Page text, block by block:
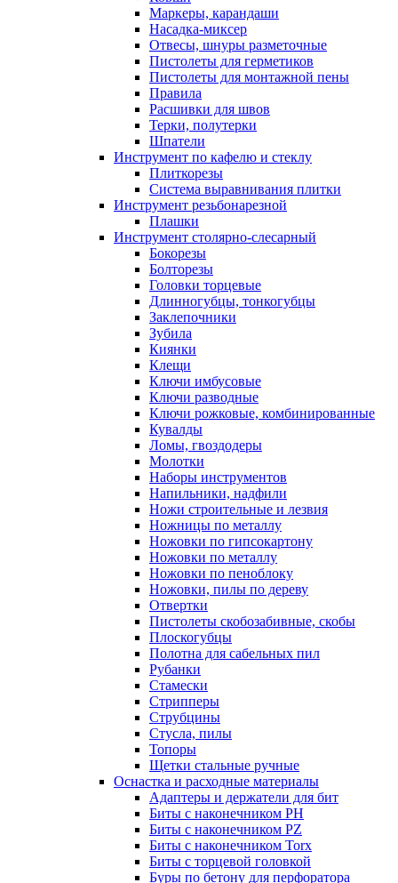
Маркеры, карандаши
Насадка-миксер
Отвесы, шнуры разметочные
Пистолеты для герметиков
Пистолеты для монтажной пены
Правила
Расшивки для швов
Терки, полутерки
Шпатели
Инструмент по кафелю и стеклу
Плиткорезы
Система выравнивания плитки
Инструмент резьбонарезной
Плашки
Инструмент столярно-слесарный
Бокорезы
Болторезы
Головки торцевые
Длинногубцы, тонкогубцы
Заклепочники
Зубила
Киянки
Клещи
Ключи имбусовые
Ключи разводные
Ключи рожковые, комбинированные
Кувалды
Ломы, гвоздодеры
Молотки
Наборы инструментов
Напильники, надфили
Ножи строительные и лезвия
Ножницы по металлу
Ножовки по гипсокартону
Ножовки по металлу
Ножовки по пеноблоку
Ножовки, пилы по дереву
Отвертки
Пистолеты скобозабивные, скобы
Плоскогубцы
Полотна для сабельных пил
Рубанки
Стамески
Стрипперы
Струбцины
Стусла, пилы
Топоры
Щетки стальные ручные
Оснастка и расходные материалы
Адаптеры и держатели для бит
Биты с наконечником PH
Биты с наконечником PZ
Биты с наконечником Torx
Биты с торцевой головкой
Буры по бетону для перфоратора